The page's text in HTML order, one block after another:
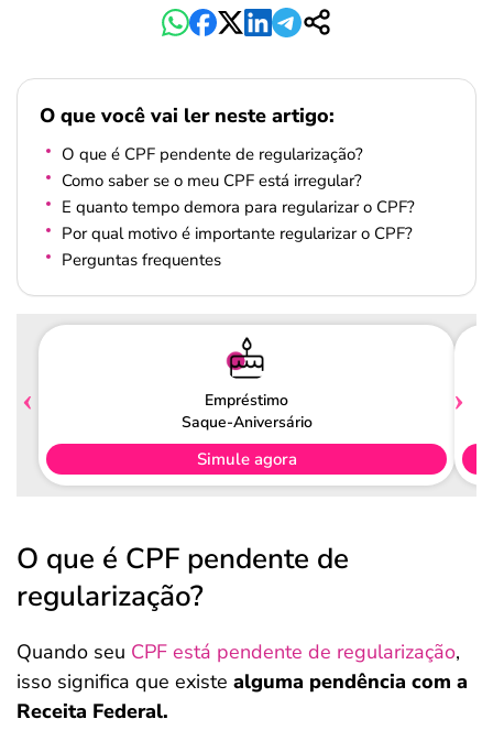
O que você vai ler neste artigo:
O que é CPF pendente de regularização?
Como saber se o meu CPF está irregular?
E quanto tempo demora para regularizar o CPF?
Por qual motivo é importante regularizar o CPF?
Perguntas frequentes
Empréstimo
Saque-Aniversário
Simule agora
O que é CPF pendente de
regularização?
Quando seu CPF está pendente de regularização,
isso significa que existe alguma pendência com a
Receita Federal.